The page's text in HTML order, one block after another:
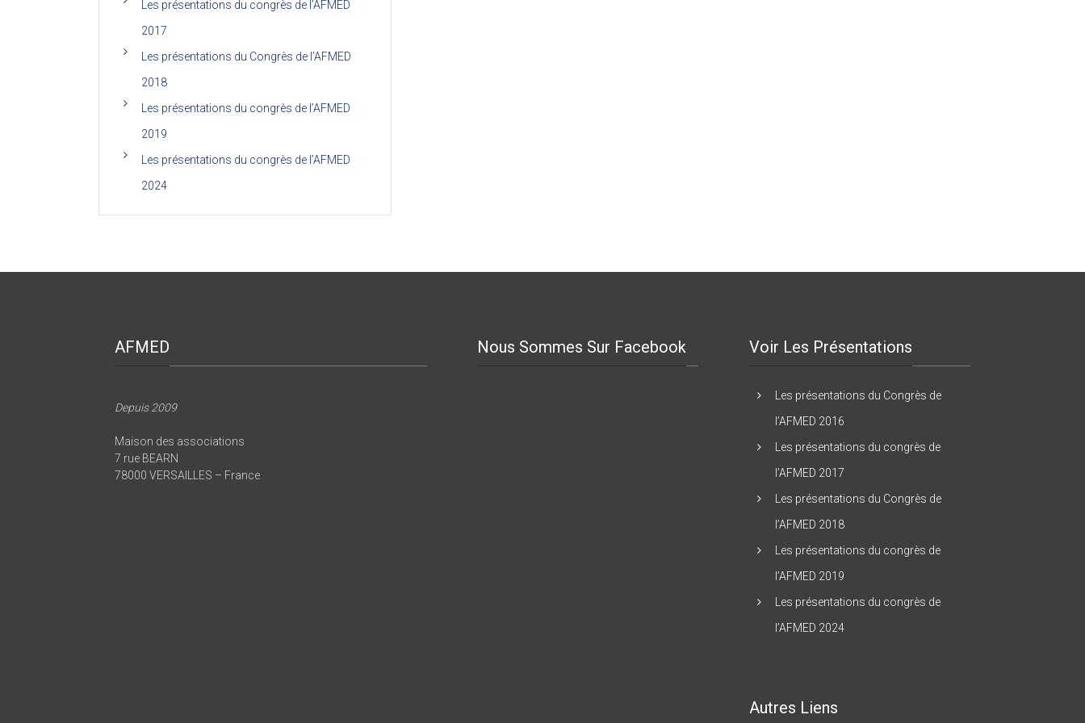
Les présentations du congrès de l’AFMED
2017
Les présentations du Congrès de l’AFMED
2018
Les présentations du congrès de l’AFMED
2019
Les présentations du congrès de l’AFMED
2024
AFMED
Depuis 2009
Maison des associations
7 rue BEARN
78000 VERSAILLES – France
Nous Sommes Sur Facebook Voir Les Présentations
Les présentations du Congrès de
l’AFMED 2016
Les présentations du congrès de
l’AFMED 2017
Les présentations du Congrès de
l’AFMED 2018
Les présentations du congrès de
l’AFMED 2019
Les présentations du congrès de
l’AFMED 2024
Autres Liens